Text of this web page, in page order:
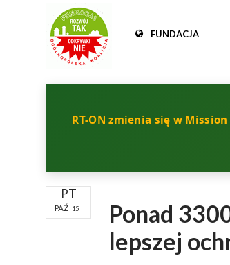
FUNDACJA
RT-ON zmienia się w
PT
PAŹ 15
Ponad
lepszej